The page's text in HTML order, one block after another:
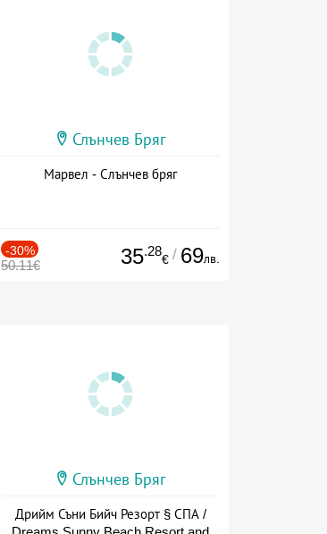
Слънчев Бряг
Марвел - Слънчев бряг
-30%
50.11€ 35.28
€ / 69лв.
Слънчев Бряг
Дрийм Съни Бийч Резорт § СПА /